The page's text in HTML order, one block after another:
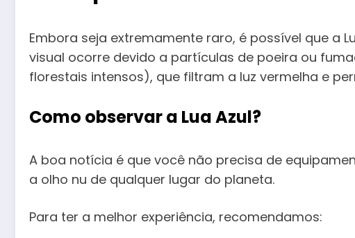
Embora seja extremamente raro, é possível que a
visual ocorre devido a partículas de poeira ou
florestais intensos), que filtram a luz vermelha e
Como observar a Lua Azul?
A boa notícia é que você não precisa de
a olho nu de qualquer lugar do planeta.
Para ter a melhor experiência, recomendamos: